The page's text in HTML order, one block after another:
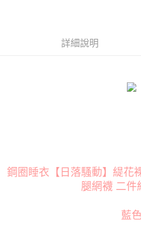
２．便利：只要手機號碼，簡訊認證，
３．安心：先確認商品／服務後，再付款
結帳頁面，進行簡訊認證並確認金額後
※ 交易是否成功請以「AFTEE先享後付
是否繳費成功／繳費後需取消欲退款等
https://
１．透過由恩沛科技股份有限公司提供
每筆NT$120
詳細說明
鋼圈睡衣【日落騷動】緹花
腿網襪 二件
藍色